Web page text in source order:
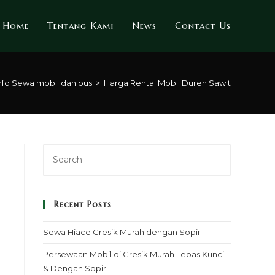
Home Tentang Kami News Contact Us
Sewa mobil dan bus > Harga Rental Mobil Duren Sawit
Recent Posts
Sewa Hiace Gresik Murah dengan Sopir
Persewaan Mobil di Gresik Murah Lepas Kunci
& Dengan Sopir